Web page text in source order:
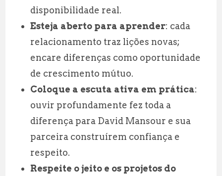
disponibilidade real.
Esteja aberto para aprender: cada
relacionamento traz lições novas;
encare diferenças como oportunidade
de crescimento mútuo.
Coloque a escuta ativa em prática:
ouvir profundamente fez toda a
diferença para David Mansour e sua
parceira construírem confiança e
respeito.
Respeite o jeito e os projetos do